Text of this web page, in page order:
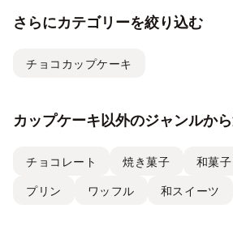
さらにカテゴリーを絞り込む
チョコカップケーキ
カップケーキ以外のジャンルか
チョコレート 焼き菓子 和菓子
プリン ワッフル 和スイーツ